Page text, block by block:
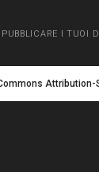
I TUOI
Attribution-